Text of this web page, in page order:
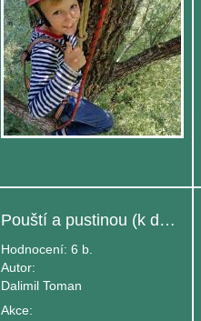
Pouští a pustinou (k dobytí Dunaje)
Hodnocení: 6 b.
Autor:
Dalimil Toman
Akce: